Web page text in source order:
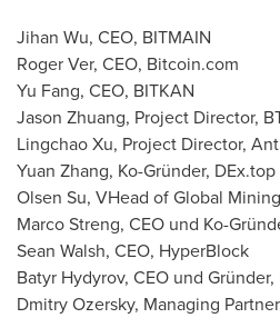
Jihan Wu, CEO, BITMAIN
Roger Ver, CEO, Bitcoin.com
Yu Fang, CEO, BITKAN
Jason Zhuang, Project Director,
Lingchao Xu, Project Director,
Yuan Zhang, Ko-Gründer, DEx.top
Olsen Su, VHead of Global
Marco Streng, CEO und Ko-
Sean Walsh, CEO, HyperBlock
Batyr Hydyrov, CEO und
Dmitry Ozersky, Managing